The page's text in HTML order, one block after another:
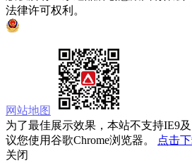
法律许可权利。
网站地图
为了最佳展示效果，本站不支持IE9
议您使用谷歌Chrome浏览器。
点击
关闭